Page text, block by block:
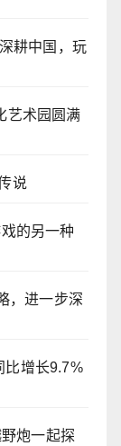
耕中国，玩
艺术园圆满
说
的另一种
，进一步深
比增长9.7%
炮一起探